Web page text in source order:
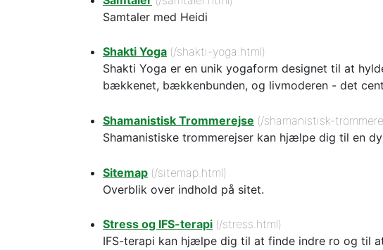
Samtaler med Heidi
Shakti Yoga (/shakti-yoga.html)
Shakti Yoga er en unik yogaform designet til at
bækkenet, bækkenbunden, og livmoderen - det
Shamanistisk Trommerejse (/shamanistisk-
Shamanistiske trommerejser kan hjælpe dig til en
Sitemap (/sitemap.html)
Overblik over indhold på sitet.
Stress og IFS-terapi (/stress.html)
IFS-terapi kan hjælpe dig til at finde indre ro og til